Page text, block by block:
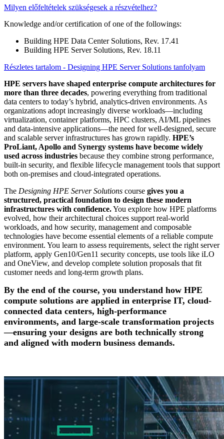
Milyen előfeltételek szükségesek a részvételhez?
Knowledge and/or certification of one of the followings:
Building HPE Data Center Solutions, Rev. 17.41
Building HPE Server Solutions, Rev. 18.11
Részletes tartalom - Designing HPE Server Solutions tanfolyam
HPE servers have shaped enterprise compute architectures for
more than three decades, powering everything from traditional
data centers to today’s hybrid, analytics-driven environments. As
organizations adopt increasingly diverse workloads—including
virtualization, container platforms, HPC clusters, AI/ML pipelines
and data-intensive applications—the need for well-designed, secure
and scalable server infrastructures has grown rapidly. HPE’s
ProLiant, Apollo and Synergy systems have become widely
used across industries because they combine strong performance,
built-in security, and flexible lifecycle management tools that support
both on-premises and cloud-integrated operations.
The Designing HPE Server Solutions course gives you a
structured, practical foundation to design these modern
infrastructures with confidence.You explore how HPE platforms
evolved, how their architectural choices support real-world
workloads, and how security, management and composable
technologies have become essential elements of a reliable compute
environment. You learn to assess requirements, select the right server
platform, apply Gen10/Gen11 security concepts, use tools like iLO
and OneView, and develop complete solution proposals that fit
customer needs and long-term growth plans.
By the end of the course, you understand how HPE
compute solutions are applied in enterprise IT, cloud-
connected data centers, high-performance
environments, and large-scale transformation projects
—ensuring your designs are both technically strong
and aligned with modern business demands.